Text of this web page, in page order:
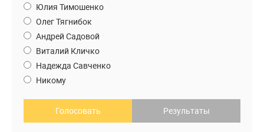
Юлия Тимошенко
Олег Тягнибок
Андрей Садовой
Виталий Кличко
Надежда Савченко
Никому
Голосовать Результаты